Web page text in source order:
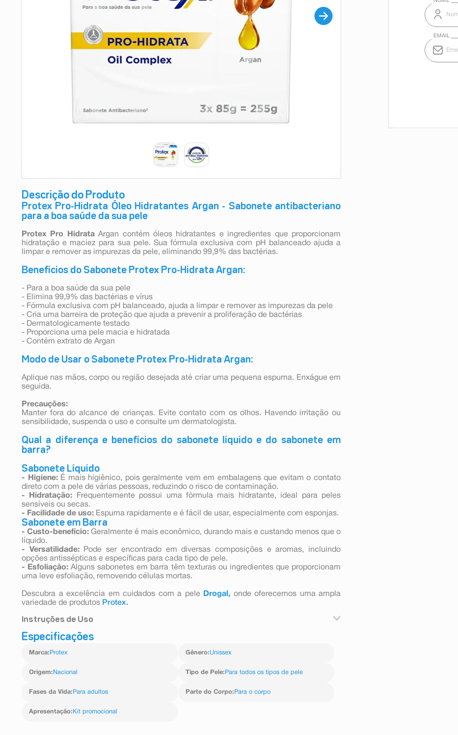
Descrição do Produto
Protex Pro-Hidrata Óleo Hidratantes Argan - Sabonete antibacteriano
para a boa saúde da sua pele
Protex Pro HidrataArgan contém óleos hidratantes e ingredientes que proporcionam
hidratação e maciez para sua pele. Sua fórmula exclusiva com pH balanceado ajuda a
limpar e remover as impurezas da pele, eliminando 99,9% das bactérias.
Benefícios do Sabonete Protex Pro-Hidrata Argan:
- Para a boa saúde da sua pele
- Elimina 99,9% das bactérias e vírus
- Fórmula exclusiva com pH balanceado, ajuda a limpar e remover as impurezas da pele
- Cria uma barreira de proteção que ajuda a prevenir a proliferação de bactérias
- Dermatologicamente testado
- Proporciona uma pele macia e hidratada
- Contém extrato de Argan
Modo de Usar o Sabonete Protex Pro-Hidrata Argan:
Aplique nas mãos, corpo ou região desejada até criar uma pequena espuma. Enxágue em
seguida.
Precauções:
Manter fora do alcance de crianças. Evite contato com os olhos. Havendo irritação ou
sensibilidade, suspenda o uso e consulte um dermatologista.
Qual a diferença e benefícios do sabonete líquido e do sabonete em
barra?
Sabonete Líquido
- Higiene: É mais higiênico, pois geralmente vem em embalagens que evitam o contato
direto com a pele de várias pessoas, reduzindo o risco de contaminação.
- Hidratação:
Frequentemente possui uma fórmula mais hidratante, ideal para peles
sensíveis ou secas.
- Facilidade de uso: Espuma rapidamente e é fácil de usar, especialmente com esponjas.
Sabonete em Barra
- Custo-benefício: Geralmente é mais econômico, durando mais e custando menos que o
líquido.
- Versatilidade:Pode ser encontrado em diversas composições e aromas, incluindo
opções antissépticas e específicas para cada tipo de pele.
- Esfoliação: Alguns sabonetes em barra têm texturas ou ingredientes que proporcionam
uma leve esfoliação, removendo células mortas.
Descubra a excelência em cuidados com a pele Drogal, onde oferecemos uma ampla
variedade de produtos Protex.
Instruções de Uso
Aplique nas mãos, corpo ou região desejada até criar uma pequena espuma. Enxágue em
Especificações
Marca: Protex Gênero:Unissex
Origem: Nacional Tipo de Pele: Para todos os tipos de pele
Fases da Vida: Para adultos Parte do Corpo: Para o corpo
Apresentação: Kit promocional
9º absorvente